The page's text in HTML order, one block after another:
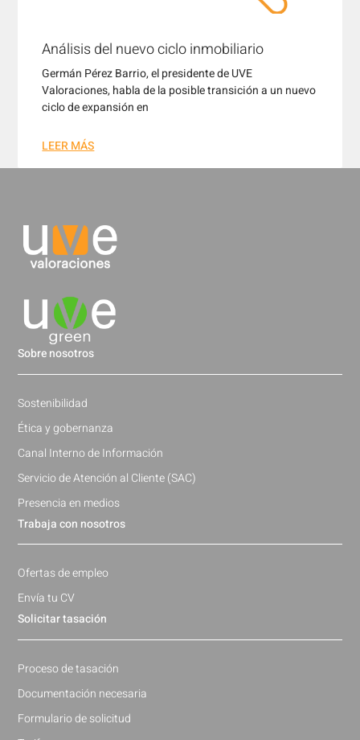
Análisis del nuevo ciclo inmobiliario
Germán Pérez Barrio, el presidente de UVE
Valoraciones, habla de la posible transición a un nuevo
ciclo de expansión en
LEER MÁS
Solicitar tasación
Proceso de tasación
Documentación necesaria
Formulario de solicitud
Trabaja con nosotros
Ofertas de empleo
Envía tu CV
Sobre nosotros
Sostenibilidad
Ética y gobernanza
Canal Interno de Información
Servicio de Atención al Cliente (SAC)
Presencia en medios